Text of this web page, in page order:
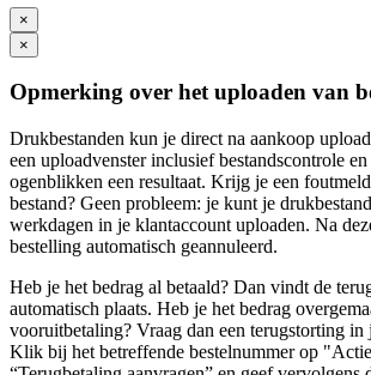
×
×
Opmerking over het uploaden van
Drukbestanden kun je direct na aankoop
een uploadvenster inclusief bestandscontrole
ogenblikken een resultaat. Krijg je een
bestand? Geen probleem: je kunt je
werkdagen in je klantaccount uploaden. Na
bestelling automatisch geannuleerd.
Heb je het bedrag al betaald? Dan vindt de
automatisch plaats. Heb je het bedrag
vooruitbetaling? Vraag dan een terugstorting in
Klik bij het betreffende bestelnummer op